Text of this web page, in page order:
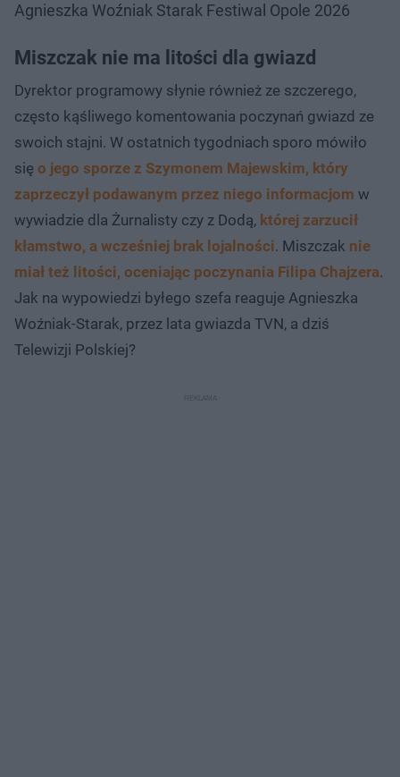
Agnieszka Woźniak Starak Festiwal Opole 2026
Miszczak nie ma litości dla gwiazd
Dyrektor programowy słynie również ze szczerego,
często kąśliwego komentowania poczynań gwiazd ze
swoich stajni. W ostatnich tygodniach sporo mówiło
się o jego sporze z Szymonem Majewskim, który
zaprzeczył podawanym przez niego informacjom w
wywiadzie dla Żurnalisty czy z Dodą, której zarzucił
kłamstwo, a wcześniej brak lojalności. Miszczak nie
miał też litości, oceniając poczynania Filipa Chajzera.
Jak na wypowiedzi byłego szefa reaguje Agnieszka
Woźniak-Starak, przez lata gwiazda TVN, a dziś
Telewizji Polskiej?